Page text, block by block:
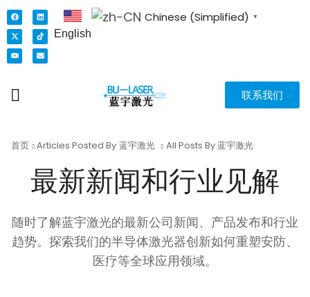
English
Chinese (Simplified) ▼
联系我们
首页 Articles Posted By 蓝宇激光 All Posts By 蓝宇激光
最新新闻和行业见解
随时了解蓝宇激光的最新公司新闻、产品发布和行业
趋势。探索我们的半导体激光器创新如何重塑安防、
医疗等全球应用领域。